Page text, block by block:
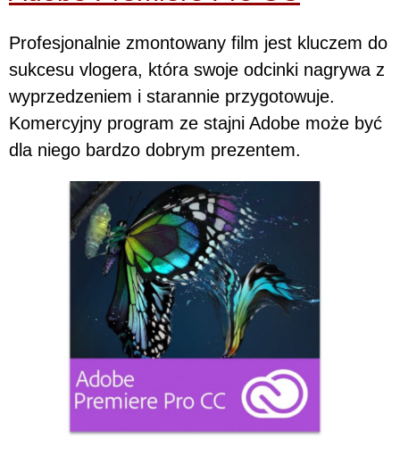
Profesjonalnie zmontowany film jest kluczem do
sukcesu vlogera, która swoje odcinki nagrywa z
wyprzedzeniem i starannie przygotowuje.
Komercyjny program ze stajni Adobe może być
dla niego bardzo dobrym prezentem.